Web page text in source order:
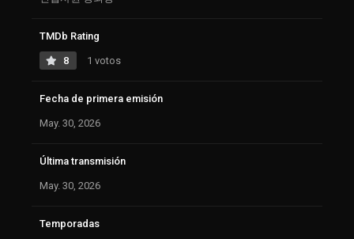
TMDb Rating
8 1 votos
Fecha de primera emisión
May. 30, 2026
Última transmisión
May. 30, 2026
Temporadas